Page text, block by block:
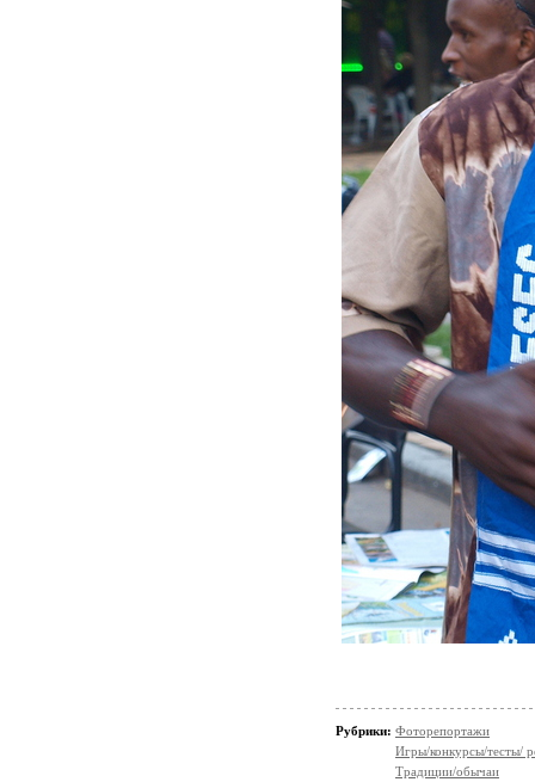
Рубрики: Фоторепортажи
Игры/конкурсы/тесты/
Традиции/обычаи